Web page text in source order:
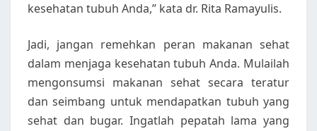
kesehatan tubuh Anda,” kata dr. Rita Ramayulis.
Jadi, jangan remehkan peran makanan sehat
dalam menjaga kesehatan tubuh Anda. Mulailah
mengonsumsi makanan sehat secara teratur
dan seimbang untuk mendapatkan tubuh yang
sehat dan bugar. Ingatlah pepatah lama yang